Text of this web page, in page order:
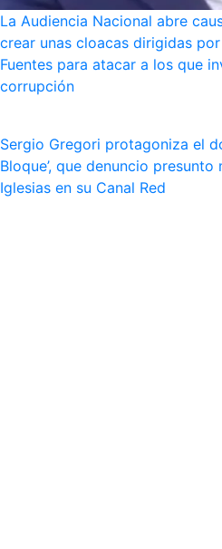
La Audiencia Nacional abre
crear unas cloacas dirigidas
Fuentes para atacar a los que
corrupción
Sergio Gregori protagoniza el
Bloque’, que denuncio
Iglesias en su Canal Red